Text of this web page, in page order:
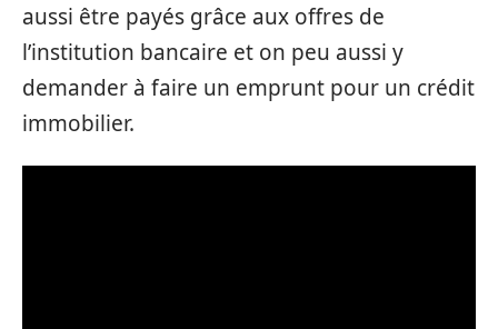
aussi être payés grâce aux offres de
l’institution bancaire et on peu aussi y
demander à faire un emprunt pour un crédit
immobilier.